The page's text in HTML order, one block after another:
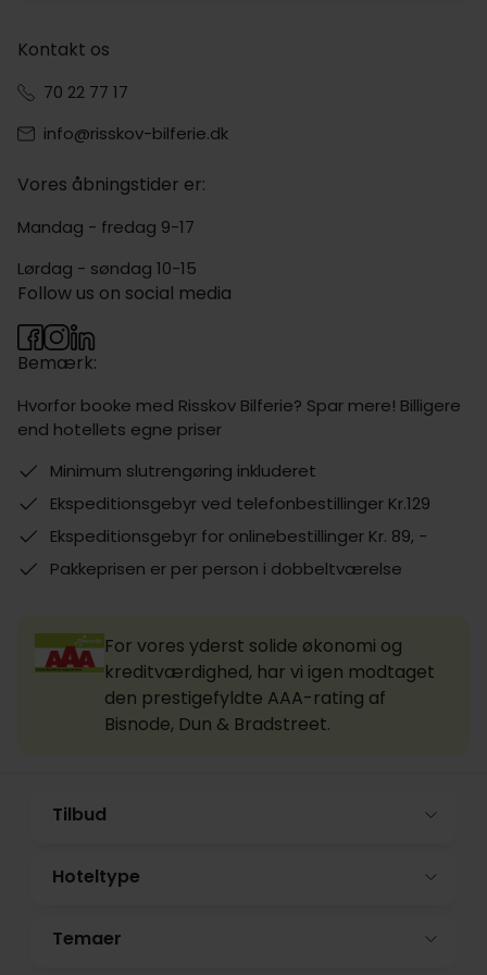
Kontakt os
70 22 77 17
info@risskov-bilferie.dk
Vores åbningstider er:
Mandag - fredag 9-17
Lørdag - søndag 10-15
Bemærk:
Hvorfor booke med Risskov Bilferie? Spar mere! Billigere
end hotellets egne priser
Minimum slutrengøring inkluderet
Ekspeditionsgebyr ved telefonbestillinger Kr.129
Ekspeditionsgebyr for onlinebestillinger Kr. 89, -
Pakkeprisen er per person i dobbeltværelse
Follow us on social media
For vores yderst solide økonomi og
kreditværdighed, har vi igen modtaget
den prestigefyldte AAA-rating af
Bisnode, Dun & Bradstreet.
Tilbud
Hoteltype
Temaer